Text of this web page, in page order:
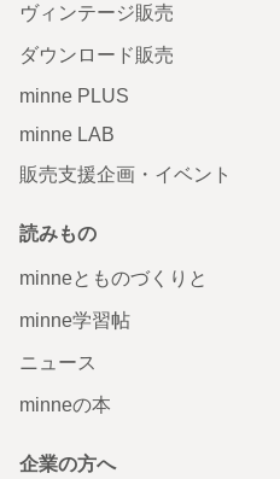
ヴィンテージ販売
ダウンロード販売
minne PLUS
minne LAB
販売支援企画・イベント
読みもの
minneとものづくりと
minne学習帖
ニュース
minneの本
企業の方へ